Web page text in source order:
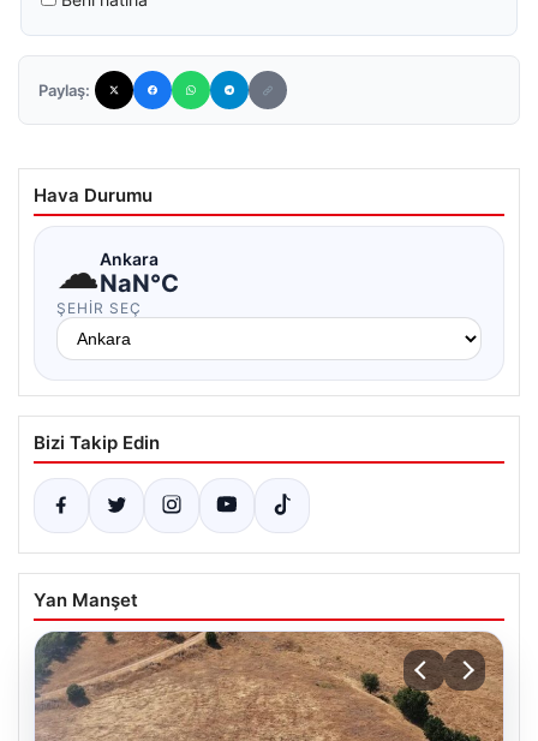
Paylaş:
Hava Durumu
☁Ankara
NaN°C
ŞEHIR SEÇ
Bizi Takip Edin
Yan Manşet